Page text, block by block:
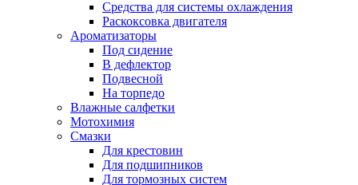
Средства для системы охлаждения
Раскоксовка двигателя
Ароматизаторы
Под сидение
В дефлектор
Подвесной
На торпедо
Влажные салфетки
Мотохимия
Смазки
Для крестовин
Для подшипников
Для тормозных систем